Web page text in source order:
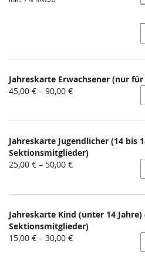
Jahreskarte Erwachsener (nur
von
45,00 € – 90,00 €
Jahreskarte Jugendlicher (14 bis
Sektionsmitglieder)
von
25,00 € – 50,00 €
Jahreskarte Kind (unter 14
Sektionsmitglieder)
von
15,00 € – 30,00 €